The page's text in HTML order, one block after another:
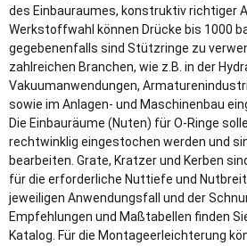
des Einbauraumes, konstruktiv richtiger
Werkstoffwahl können Drücke bis 1000
gegebenenfalls sind Stützringe zu
zahlreichen Branchen, wie z.B. in der
Vakuumanwendungen,
sowie im Anlagen- und Maschinenbau
Die Einbauräume (Nuten) für O-Ringe
rechtwinklig eingestochen werden und
bearbeiten. Grate, Kratzer und Kerben
für die erforderliche Nuttiefe und
jeweiligen Anwendungsfall und der
Empfehlungen und Maßtabellen finden
Katalog. Für die Montageerleichterung